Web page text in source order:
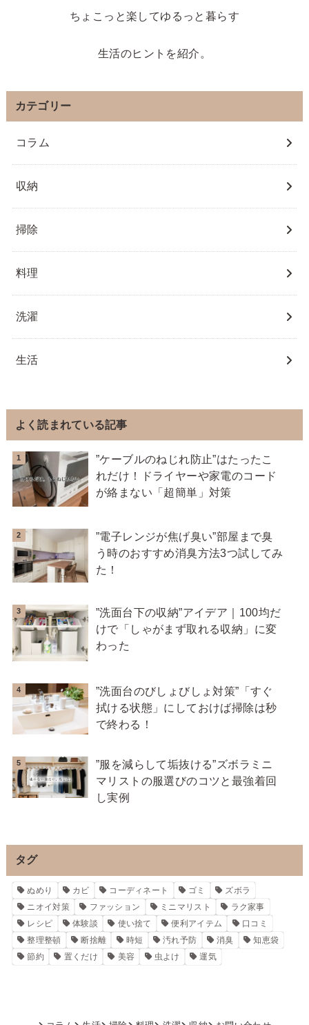
ちょこっと楽してゆるっと暮らす
生活のヒントを紹介。
カテゴリー
コラム
収納
掃除
料理
洗濯
生活
よく読まれている記事
”ケーブルのねじれ防止”はたったこ
れだけ！ドライヤーや家電のコード
が絡まない「超簡単」対策
”電子レンジが焦げ臭い”部屋まで臭
う時のおすすめ消臭方法3つ試してみ
た！
”洗面台下の収納”アイデア｜100均だ
けで「しゃがまず取れる収納」に変
わった
”洗面台のびしょびしょ対策”「すぐ
拭ける状態」にしておけば掃除は秒
で終わる！
”服を減らして垢抜ける”ズボラミニ
マリストの服選びのコツと最強着回
し実例
タグ
ぬめり カビ コーディネート ゴミ
ズボラ
ニオイ対策
ファッション ミニマリスト
ラク家事
レシピ
体験談 使い捨て 便利アイテム
口コミ
整理整頓
断捨離 時短 汚れ予防 消臭
知恵袋
節約
置くだけ 美容 虫よけ 運気